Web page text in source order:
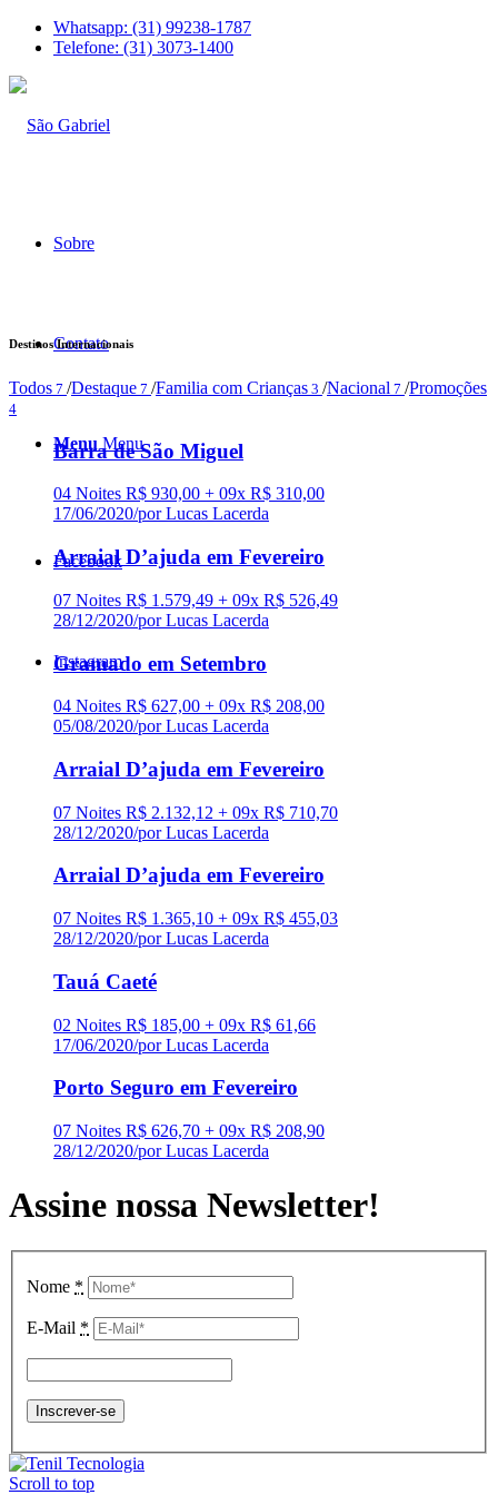
Whatsapp: (31) 99238-1787
Telefone: (31) 3073-1400
Sobre
Contato
Menu Menu
Facebook
Instagram
Destinos Internacionais
Todos 7 /Destaque 7 /Familia com Crianças 3 /Nacional 7 /Promoções
4
Barra de São Miguel
04 Noites R$ 930,00 + 09x R$ 310,00
17/06/2020/por Lucas Lacerda
Arraial D’ajuda em Fevereiro
07 Noites R$ 1.579,49 + 09x R$ 526,49
28/12/2020/por Lucas Lacerda
Gramado em Setembro
04 Noites R$ 627,00 + 09x R$ 208,00
05/08/2020/por Lucas Lacerda
Arraial D’ajuda em Fevereiro
07 Noites R$ 2.132,12 + 09x R$ 710,70
28/12/2020/por Lucas Lacerda
Arraial D’ajuda em Fevereiro
07 Noites R$ 1.365,10 + 09x R$ 455,03
28/12/2020/por Lucas Lacerda
Tauá Caeté
02 Noites R$ 185,00 + 09x R$ 61,66
17/06/2020/por Lucas Lacerda
Porto Seguro em Fevereiro
07 Noites R$ 626,70 + 09x R$ 208,90
28/12/2020/por Lucas Lacerda
Assine nossa Newsletter!
Nome *
E-Mail *
Scroll to top